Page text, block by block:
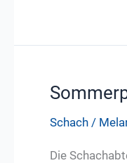
Hinweise!
Schach /
Die